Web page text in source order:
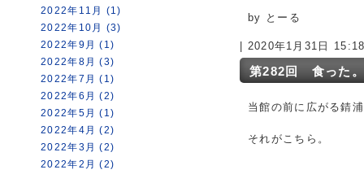
2022年11月 (1)
2022年10月 (3)
2022年9月 (1)
2022年8月 (3)
2022年7月 (1)
2022年6月 (2)
2022年5月 (1)
2022年4月 (2)
2022年3月 (2)
2022年2月 (2)
by とーる
| 2020年1月31日
第282回 食った。
当館の前に広がる錆
それがこちら。